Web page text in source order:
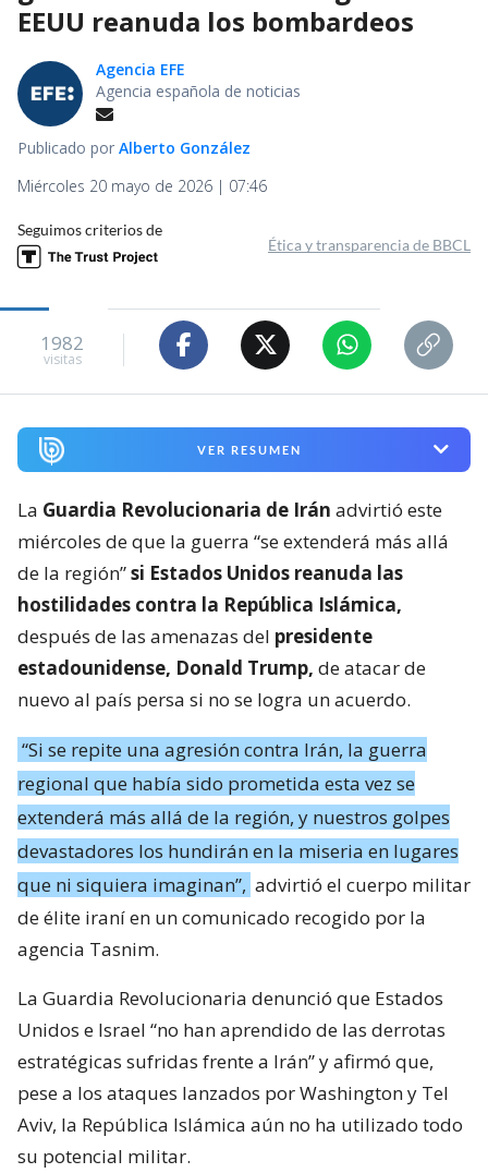
EEUU reanuda los bombardeos
Agencia EFE
Agencia española de noticias
Publicado por Alberto González
Miércoles 20 mayo de 2026 | 07:46
Seguimos criterios de
Ética y transparencia de BBCL
1982
visitas
VER RESUMEN
La Guardia Revolucionaria de Irán advirtió este
miércoles de que la guerra “se extenderá más allá
de la región”si Estados Unidos reanuda las
hostilidades contra la República Islámica,
después de las amenazas del presidente
estadounidense, Donald Trump, de atacar de
nuevo al país persa si no se logra un acuerdo.
“Si se repite una agresión contra Irán, la guerra
regional que había sido prometida esta vez se
extenderá más allá de la región, y nuestros golpes
devastadores los hundirán en la miseria en lugares
que ni siquiera imaginan”, advirtió el cuerpo militar
de élite iraní en un comunicado recogido por la
agencia Tasnim.
La Guardia Revolucionaria denunció que Estados
Unidos e Israel “no han aprendido de las derrotas
estratégicas sufridas frente a Irán” y afirmó que,
pese a los ataques lanzados por Washington y Tel
Aviv, la República Islámica aún no ha utilizado todo
su potencial militar.